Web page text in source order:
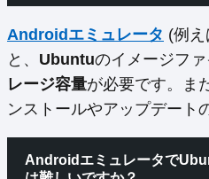
Androidエミュレータ (例
と、 Ubuntuのイメージフ
レージ容量が必要です。ま
ンストールやアップデート
Androidエミュレータで